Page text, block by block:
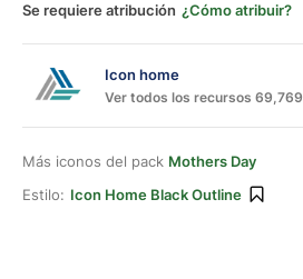
Se requiere atribución ¿Cómo atribuir?
Icon home
Ver todos los recursos 69,769
Más iconos del pack Mothers Day
Estilo: Icon Home Black Outline